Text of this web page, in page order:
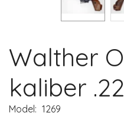
Walther
kaliber
Model: 1269